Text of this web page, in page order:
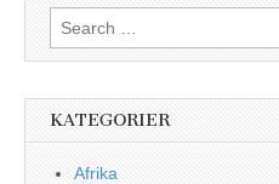
Search
for:
KATEGORIER
Afrika